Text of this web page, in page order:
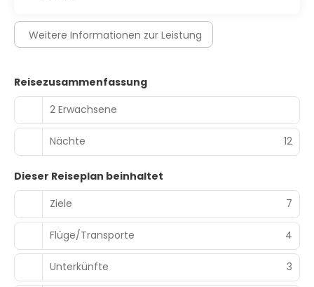
Weitere Informationen zur Leistung
Reisezusammenfassung
2 Erwachsene
Nächte 12
Dieser Reiseplan beinhaltet
Ziele
7
Flüge/Transporte 4
Unterkünfte 3